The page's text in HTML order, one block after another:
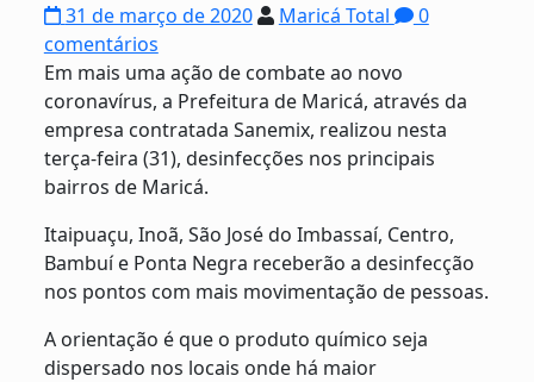
31 de março de 2020 Maricá Total
0
comentários
Em mais uma ação de combate ao novo
coronavírus, a Prefeitura de Maricá, através da
empresa contratada Sanemix, realizou nesta
terça-feira (31), desinfecções nos principais
bairros de Maricá.
Itaipuaçu, Inoã, São José do Imbassaí, Centro,
Bambuí e Ponta Negra receberão a desinfecção
nos pontos com mais movimentação de pessoas.
A orientação é que o produto químico seja
dispersado nos locais onde há maior